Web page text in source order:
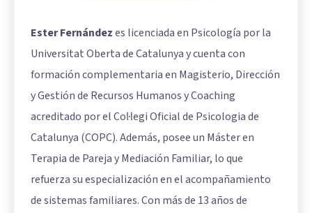
Ester Fernándezes licenciada en Psicología por la
Universitat Oberta de Catalunya y cuenta con
formación complementaria en Magisterio, Dirección
y Gestión de Recursos Humanos y Coaching
acreditado por el Col·legi Oficial de Psicologia de
Catalunya (COPC). Además, posee un Máster en
Terapia de Pareja y Mediación Familiar, lo que
refuerza su especialización en el acompañamiento
de sistemas familiares. Con más de 13 años de